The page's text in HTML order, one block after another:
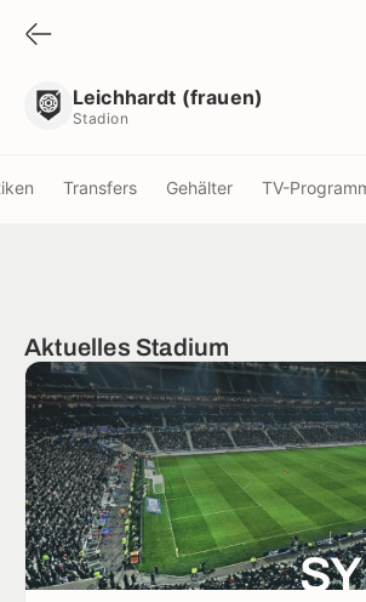
Leichhardt (frauen)
Stadion
Transfers Gehälter TV-
Aktuelles Stadium